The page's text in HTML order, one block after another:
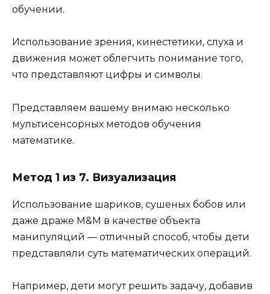
обучении.
Использование зрения, кинестетики, слуха и
движения может облегчить понимание того,
что представляют цифры и символы.
Представляем вашему внимаю несколько
мультисенсорных методов обучения
математике.
Метод 1 из 7. Визуализация
Использование шариков, сушеных бобов или
даже драже M&M в качестве объекта
манипуляций — отличный способ, чтобы дети
представляли суть математических операций.
Например, дети могут решить задачу, добавив